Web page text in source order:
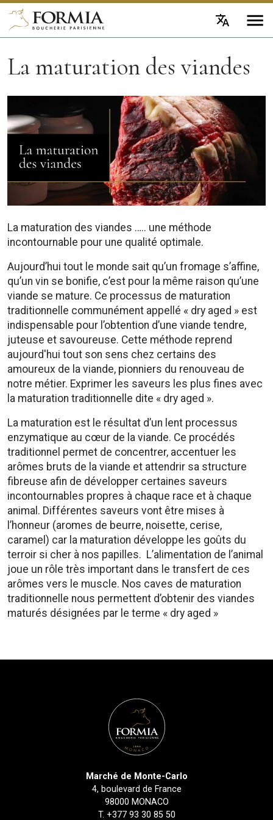
La maturation des viandes
La maturation des viandes ….. une méthode
incontournable pour une qualité optimale.
Aujourd’hui tout le monde sait qu’un fromage s’affine,
qu’un vin se bonifie, c’est pour la même raison qu’une
viande se mature. Ce processus de maturation
traditionnelle communément appellé « dry aged » est
indispensable pour l’obtention d’une viande tendre,
juteuse et savoureuse. Cette méthode reprend
aujourd'hui tout son sens chez certains des
amoureux de la viande, pionniers du renouveau de
notre métier. Exprimer les saveurs les plus fines avec
la maturation traditionnelle dite « dry aged ».
La maturation est le résultat d’un lent processus
enzymatique au cœur de la viande. Ce procédés
traditionnel permet de concentrer, accentuer les
arômes bruts de la viande et attendrir sa structure
fibreuse afin de développer certaines saveurs
incontournables propres à chaque race et à chaque
animal. Différentes saveurs vont être mises à
l’honneur (aromes de beurre, noisette, cerise,
caramel) car la maturation développe les goûts du
terroir si cher à nos papilles. L’alimentation de l’animal
joue un rôle très important dans le transfert de ces
arômes vers le muscle. Nos caves de maturation
traditionnelle nous permettent d’obtenir des viandes
maturés désignées par le terme « dry aged »
Marché de Monte-Carlo
4, boulevard de France
98000 MONACO
T. +377 93 30 85 50